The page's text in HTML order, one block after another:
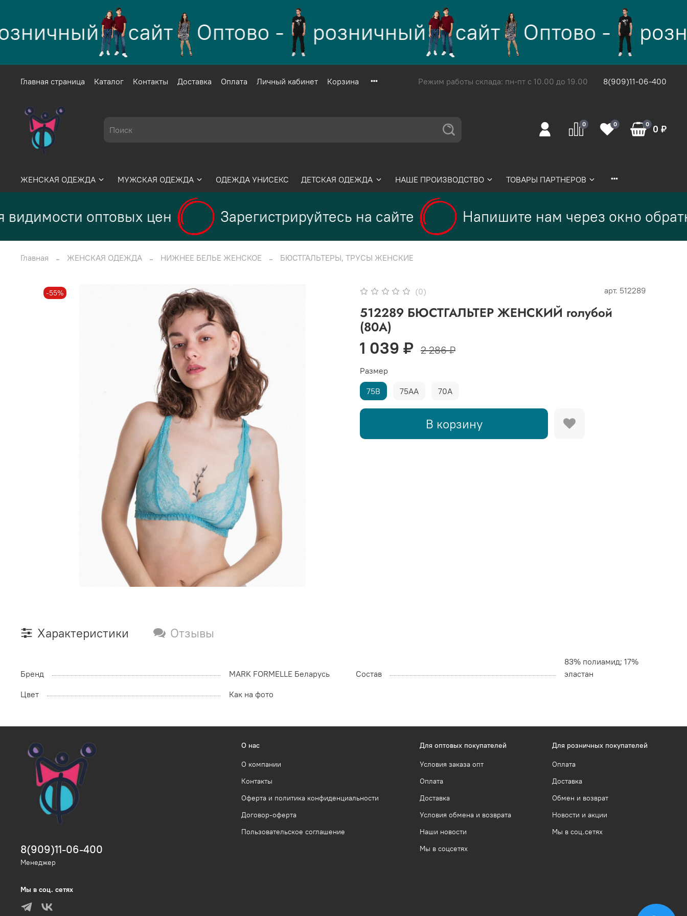
сайт Оптово - розничный сайт Оптово -
Главная страница Каталог Контакты Доставка Оплата Личный кабинет Корзина Режим работы склада: пн-пт с 10.00 до 19.00 8(909)11-06-400
0 0 0 0 ₽
ЖЕНСКАЯ ОДЕЖДА МУЖСКАЯ ОДЕЖДА ОДЕЖДА УНИСЕКС ДЕТСКАЯ ОДЕЖДА НАШЕ ПРОИЗВОДСТВО ТОВАРЫ ПАРТНЕРОВ
оптовых цен Зарегистрируйтесь на сайте Напишите нам через окно
Главная ЖЕНСКАЯ ОДЕЖДА НИЖНЕЕ БЕЛЬЕ ЖЕНСКОЕ БЮСТГАЛЬТЕРЫ, ТРУСЫ ЖЕНСКИЕ
-55% (0) арт. 512289
512289 БЮСТГАЛЬТЕР ЖЕНСКИЙ голубой
(80A)
1 039 ₽ 2 286 ₽
В корзину
Размер
75B
75AА 70A
Характеристики Отзывы
Бренд MARK FORMELLE Беларусь Состав
83% полиамид; 17%
эластан
Цвет
Как на фото
О нас
О компании
Контакты
Оферта и политика конфиденциальности
Договор-оферта
Пользовательское соглашение
Для оптовых покупателей
Условия заказа опт
Оплата
Доставка
Условия обмена и возврата
Наши новости
Мы в соцсетях
Для розничных покупателей
Оплата
Доставка
Обмен и возврат
Новости и акции
Мы в соц.сетях
8(909)11-06-400
Менеджер
Мы в соц. сетях